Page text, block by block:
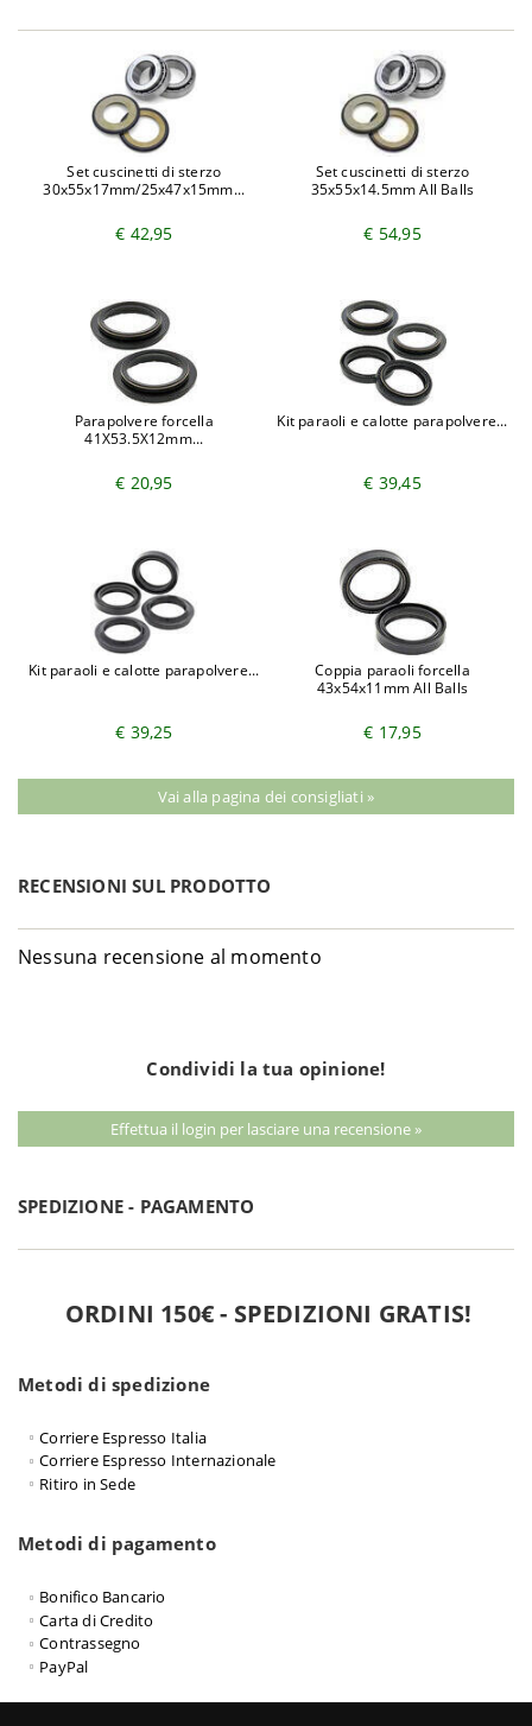
Set cuscinetti di sterzo
30x55x17mm/25x47x15mm...
€ 42,95
Set cuscinetti di sterzo
35x55x14.5mm All Balls
€ 54,95
Parapolvere forcella
41X53.5X12mm...
€ 20,95
Kit paraoli e calotte parapolvere...
€ 39,45
Kit paraoli e calotte parapolvere...
€ 39,25
Coppia paraoli forcella
43x54x11mm All Balls
€ 17,95
Vai alla pagina dei consigliati »
RECENSIONI SUL PRODOTTO
Nessuna recensione al momento
Condividi la tua opinione!
Effettua il login per lasciare una recensione »
SPEDIZIONE - PAGAMENTO
ORDINI 150€ - SPEDIZIONI GRATIS!
Metodi di spedizione
Corriere Espresso Italia
Corriere Espresso Internazionale
Ritiro in Sede
Metodi di pagamento
Bonifico Bancario
Carta di Credito
Contrassegno
PayPal